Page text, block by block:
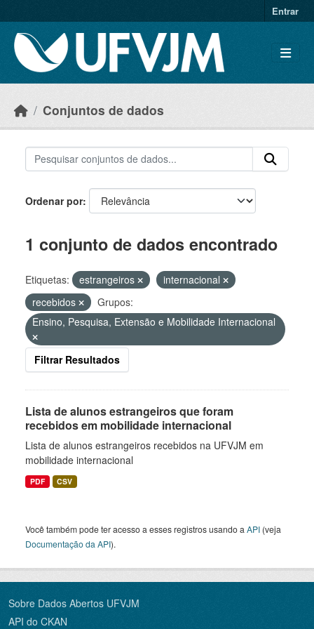
Entrar
Conjuntos de dados
Ordenar por
1 conjunto de dados encontrado
Etiquetas: estrangeiros
internacional
recebidos
Grupos:
Ensino, Pesquisa, Extensão e Mobilidade Internacional
Filtrar Resultados
Lista de alunos estrangeiros que foram
recebidos em mobilidade internacional
Lista de alunos estrangeiros recebidos na UFVJM em
mobilidade internacional
PDF CSV
Você também pode ter acesso a esses registros usando a API (veja
Documentação da API).
Sobre Dados Abertos UFVJM
API do CKAN